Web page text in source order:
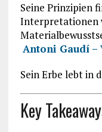
Seine Prinzipien
Interpretationen
Antoni Gaudí
Sein Erbe lebt in
Key